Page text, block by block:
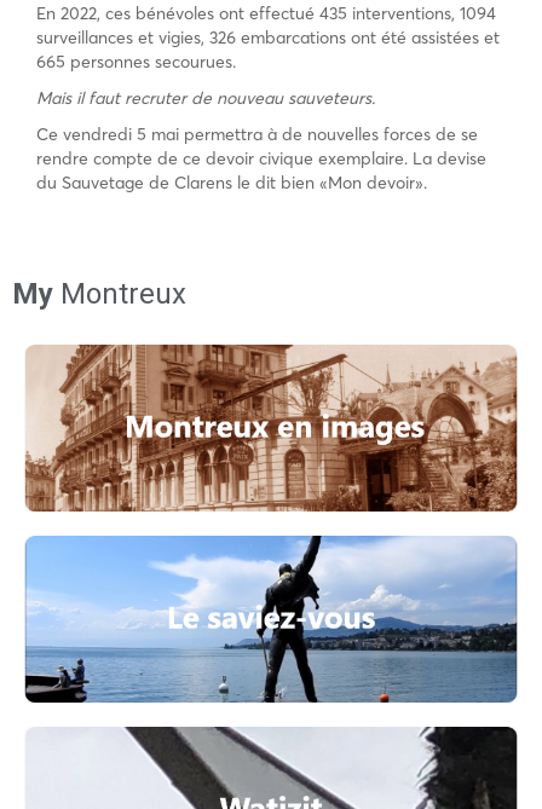
En 2022, ces bénévoles ont effectué 435 interventions, 1094
surveillances et vigies, 326 embarcations ont été assistées et
665 personnes secourues.
Mais il faut recruter de nouveau sauveteurs.
Ce vendredi 5 mai permettra à de nouvelles forces de se
rendre compte de ce devoir civique exemplaire. La devise
du Sauvetage de Clarens le dit bien «Mon devoir».
My Montreux